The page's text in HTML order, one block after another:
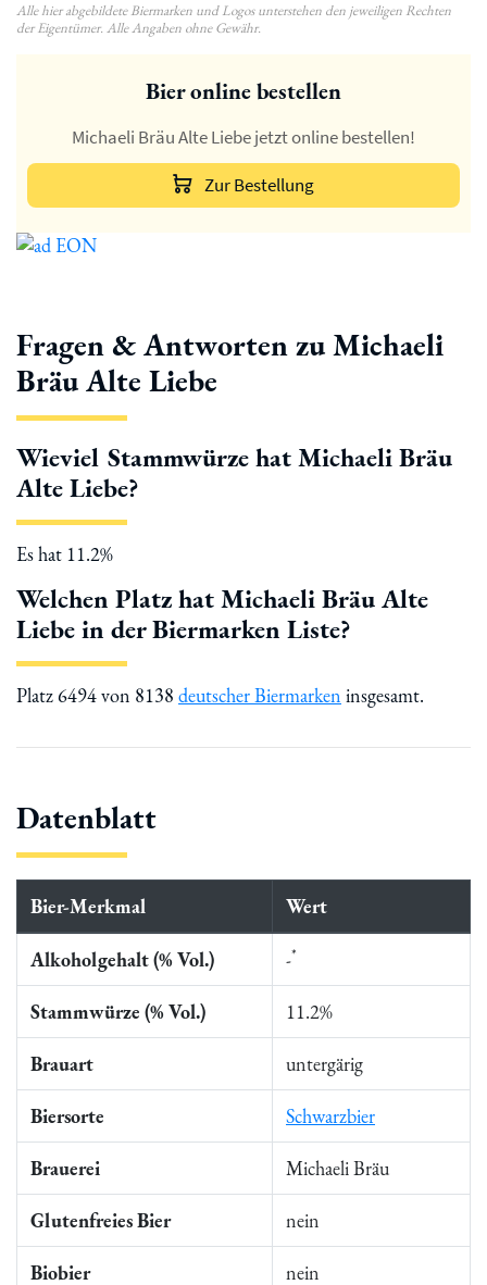
Alle hier abgebildete Biermarken und Logos unterstehen den jeweiligen Rechten
der Eigentümer. Alle Angaben ohne Gewähr.
Bier online bestellen
Michaeli Bräu Alte Liebe jetzt online bestellen!
Zur Bestellung
Fragen & Antworten zu Michaeli
Bräu Alte Liebe
Wieviel Stammwürze hat Michaeli Bräu
Alte Liebe?
Es hat 11.2%
Welchen Platz hat Michaeli Bräu Alte
Liebe in der Biermarken Liste?
Platz 6494 von 8138 deutscher Biermarken insgesamt.
Datenblatt
Bier-Merkmal Wert
Alkoholgehalt (% Vol.) -*
Stammwürze (% Vol.) 11.2%
Brauart untergärig
Biersorte Schwarzbier
Brauerei Michaeli Bräu
Glutenfreies Bier nein
Biobier nein